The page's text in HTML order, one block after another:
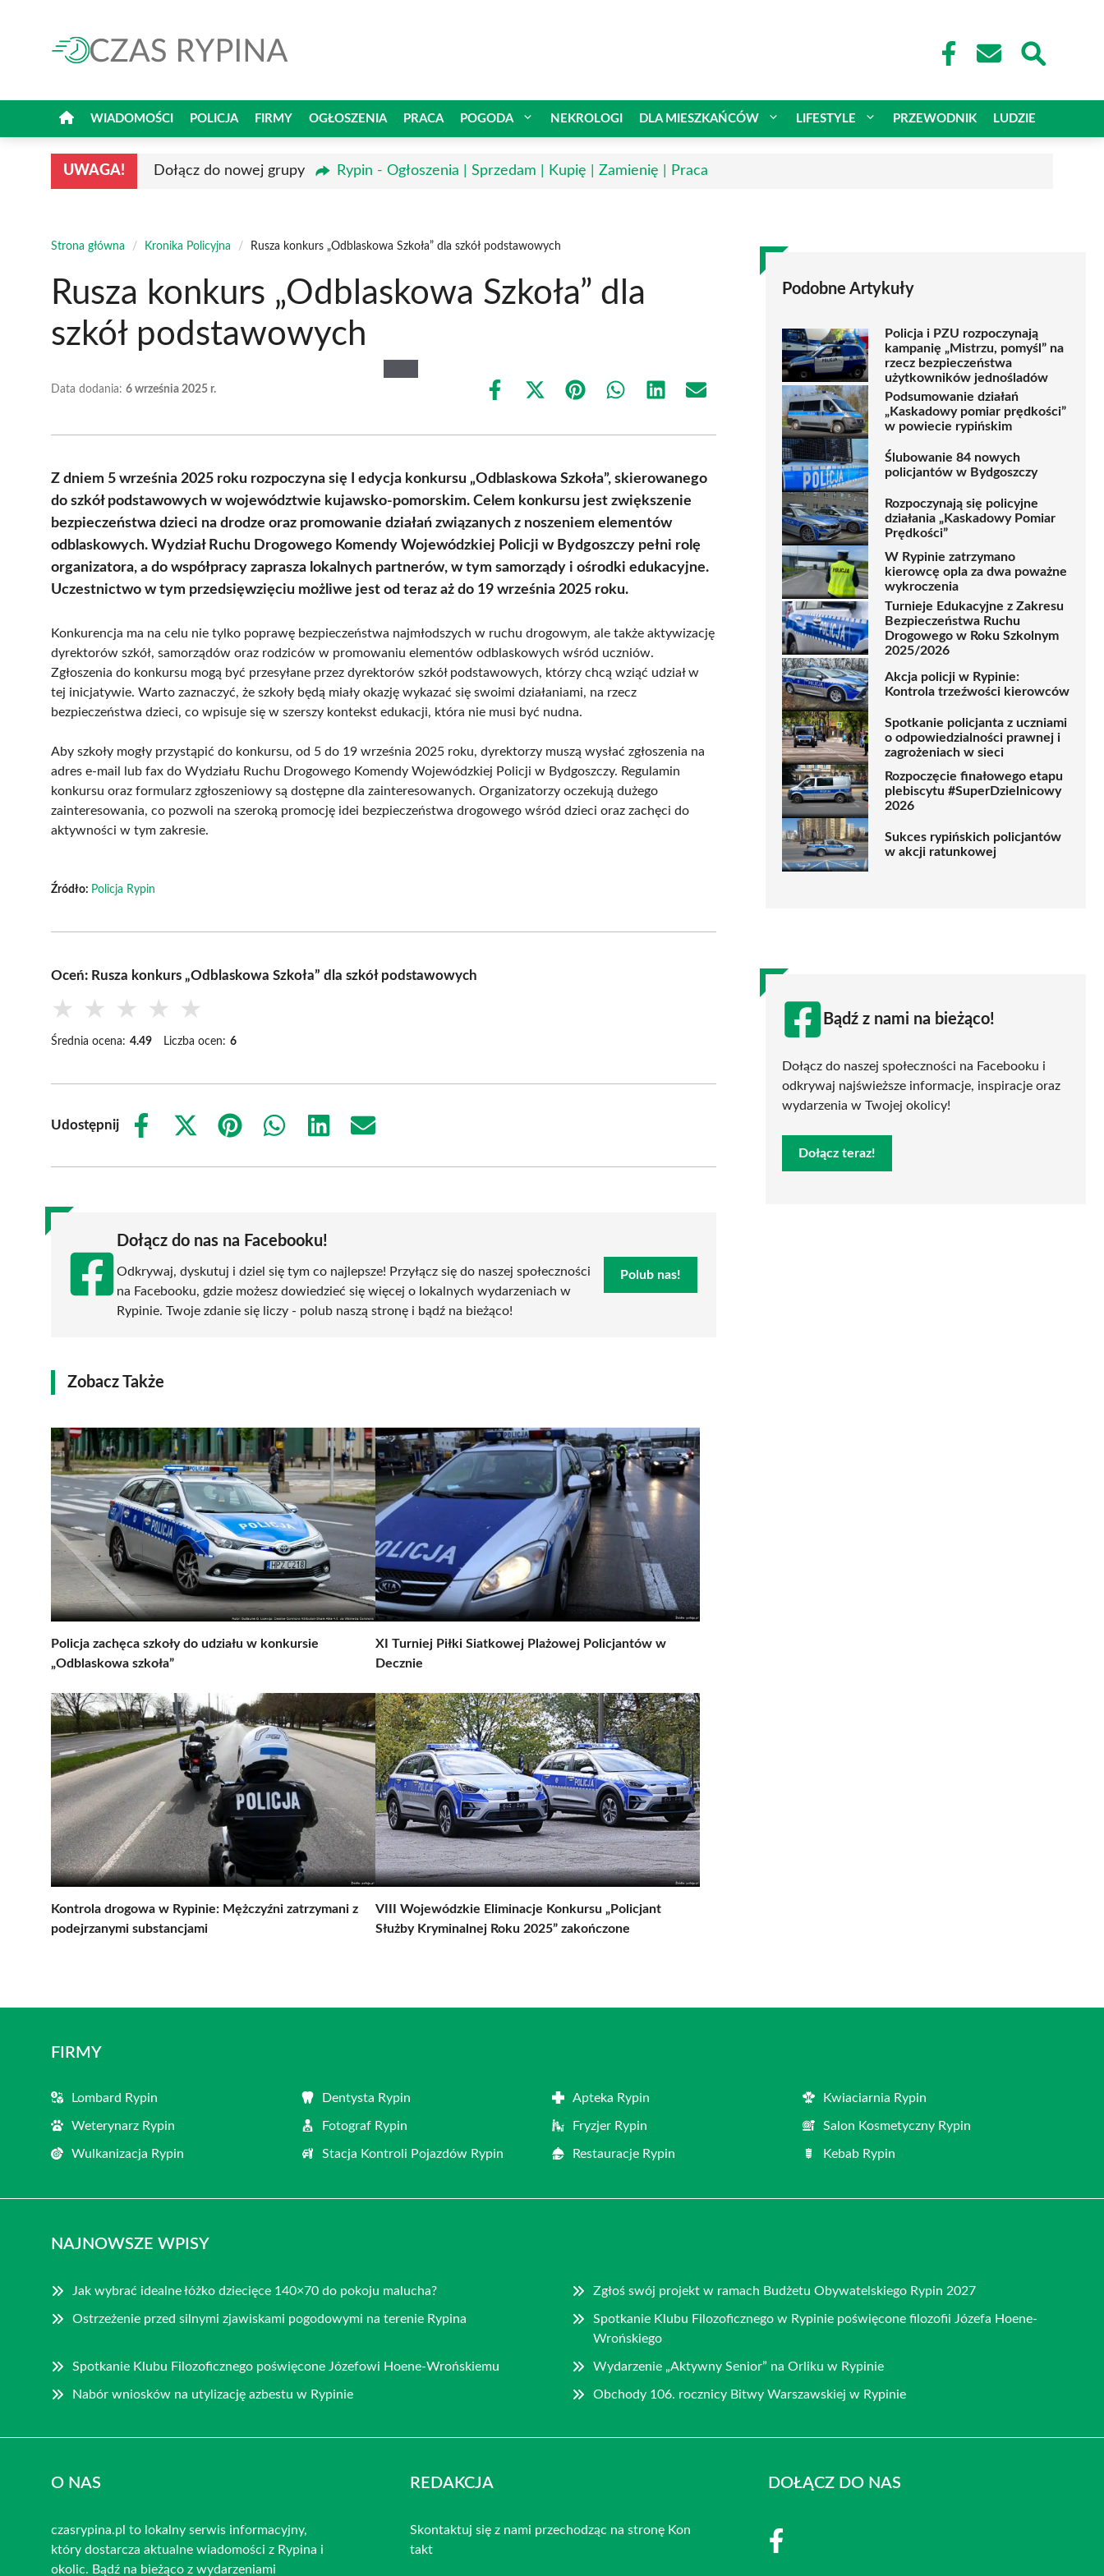
WIADOMOŚCI POLICJA FIRMY OGŁOSZENIA PRACA POGODA NEKROLOGI DLA MIESZKAŃCÓW LIFESTYLE PRZEWODNIK LUDZIE
UWAGA! Dołącz do nowej grupy Rypin - Ogłoszenia | Sprzedam | Kupię | Zamienię | Praca
Strona główna / Kronika Policyjna / Rusza konkurs „Odblaskowa Szkoła” dla szkół podstawowych
Rusza konkurs „Odblaskowa Szkoła” dla
szkół podstawowych
Data dodania: 6 września 2025 r.
Share
Share
(Twitter)
Share Share Share Share
Z dniem 5 września 2025 roku rozpoczyna się I edycja konkursu „Odblaskowa Szkoła”, skierowanego
do szkół podstawowych w województwie kujawsko-pomorskim. Celem konkursu jest zwiększenie
bezpieczeństwa dzieci na drodze oraz promowanie działań związanych z noszeniem elementów
odblaskowych. Wydział Ruchu Drogowego Komendy Wojewódzkiej Policji w Bydgoszczy pełni rolę
organizatora, a do współpracy zaprasza lokalnych partnerów, w tym samorządy i ośrodki edukacyjne.
Uczestnictwo w tym przedsięwzięciu możliwe jest od teraz aż do 19 września 2025 roku.
Konkurencja ma na celu nie tylko poprawę bezpieczeństwa najmłodszych w ruchu drogowym, ale także aktywizację
dyrektorów szkół, samorządów oraz rodziców w promowaniu elementów odblaskowych wśród uczniów.
Zgłoszenia do konkursu mogą być przesyłane przez dyrektorów szkół podstawowych, którzy chcą wziąć udział w
tej inicjatywie. Warto zaznaczyć, że szkoły będą miały okazję wykazać się swoimi działaniami, na rzecz
bezpieczeństwa dzieci, co wpisuje się w szerszy kontekst edukacji, która nie musi być nudna.
Aby szkoły mogły przystąpić do konkursu, od 5 do 19 września 2025 roku, dyrektorzy muszą wysłać zgłoszenia na
adres e-mail lub fax do Wydziału Ruchu Drogowego Komendy Wojewódzkiej Policji w Bydgoszczy. Regulamin
konkursu oraz formularz zgłoszeniowy są dostępne dla zainteresowanych. Organizatorzy oczekują dużego
zainteresowania, co pozwoli na szeroką promocję idei bezpieczeństwa drogowego wśród dzieci oraz zachęci do
aktywności w tym zakresie.
Źródło: Policja Rypin
Oceń: Rusza konkurs „Odblaskowa Szkoła” dla szkół podstawowych
★ ★ ★ ★ ★
Średnia ocena: 4.49 Liczba ocen: 6
Udostępnij
Share
Share
(Twitter)
Share
Share
Share
Share
Dołącz do nas na Facebooku!
Odkrywaj, dyskutuj i dziel się tym co najlepsze! Przyłącz się do naszej społeczności
na Facebooku, gdzie możesz dowiedzieć się więcej o lokalnych wydarzeniach w
Rypinie. Twoje zdanie się liczy - polub naszą stronę i bądź na bieżąco!
Polub nas!
Zobacz Także
Policja zachęca szkoły do udziału w konkursie
„Odblaskowa szkoła”
XI Turniej Piłki Siatkowej Plażowej Policjantów w
Decznie
Kontrola drogowa w Rypinie: Mężczyźni zatrzymani z
podejrzanymi substancjami
VIII Wojewódzkie Eliminacje Konkursu „Policjant
Służby Kryminalnej Roku 2025” zakończone
Podobne Artykuły
Policja i PZU rozpoczynają
kampanię „Mistrzu, pomyśl” na
rzecz bezpieczeństwa
użytkowników jednośladów
Podsumowanie działań
„Kaskadowy pomiar prędkości”
w powiecie rypińskim
Ślubowanie 84 nowych
policjantów w Bydgoszczy
Rozpoczynają się policyjne
działania „Kaskadowy Pomiar
Prędkości”
W Rypinie zatrzymano
kierowcę opla za dwa poważne
wykroczenia
Turnieje Edukacyjne z Zakresu
Bezpieczeństwa Ruchu
Drogowego w Roku Szkolnym
2025/2026
Akcja policji w Rypinie:
Kontrola trzeźwości kierowców
Spotkanie policjanta z uczniami
o odpowiedzialności prawnej i
zagrożeniach w sieci
Rozpoczęcie finałowego etapu
plebiscytu #SuperDzielnicowy
2026
Sukces rypińskich policjantów
w akcji ratunkowej
Bądź z nami na bieżąco!
Dołącz do naszej społeczności na Facebooku i
odkrywaj najświeższe informacje, inspiracje oraz
wydarzenia w Twojej okolicy!
Dołącz teraz!
FIRMY
Lombard Rypin Dentysta Rypin Apteka Rypin Kwiaciarnia Rypin
Weterynarz Rypin Fotograf Rypin Fryzjer Rypin Salon Kosmetyczny Rypin
Wulkanizacja Rypin Stacja Kontroli Pojazdów Rypin Restauracje Rypin Kebab Rypin
NAJNOWSZE WPISY
Jak wybrać idealne łóżko dziecięce 140×70 do pokoju malucha? Zgłoś swój projekt w ramach Budżetu Obywatelskiego Rypin 2027
Ostrzeżenie przed silnymi zjawiskami pogodowymi na terenie Rypina
Spotkanie Klubu Filozoficznego w Rypinie poświęcone filozofii Józefa Hoene-
Wrońskiego
Spotkanie Klubu Filozoficznego poświęcone Józefowi Hoene-Wrońskiemu Wydarzenie „Aktywny Senior” na Orliku w Rypinie
Nabór wniosków na utylizację azbestu w Rypinie Obchody 106. rocznicy Bitwy Warszawskiej w Rypinie
O NAS
czasrypina.pl to lokalny serwis informacyjny,
który dostarcza aktualne wiadomości z Rypina i
okolic. Bądź na bieżąco z wydarzeniami
REDAKCJA
Skontaktuj się z nami przechodząc na stronę Kon
takt
DOŁĄCZ DO NAS